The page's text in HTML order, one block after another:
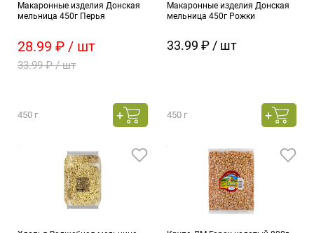
Макаронные изделия Донская
мельница 450г Перья
28.99 ₽ / шт
33.99 ₽ / шт
450 г
Макаронные изделия Донская
мельница 450г Рожки
33.99 ₽ / шт
450 г